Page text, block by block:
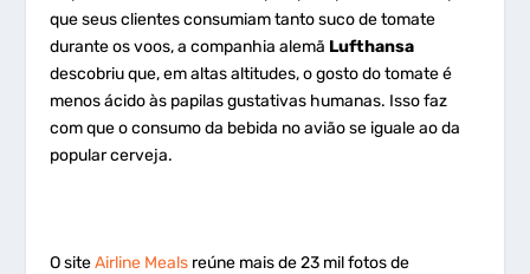
que seus clientes consumiam tanto suco de tomate
durante os voos, a companhia alemã Lufthansa
descobriu que, em altas altitudes, o gosto do tomate é
menos ácido às papilas gustativas humanas. Isso faz
com que o consumo da bebida no avião se iguale ao da
popular cerveja.
O siteAirline Meals reúne mais de 23 mil fotos de